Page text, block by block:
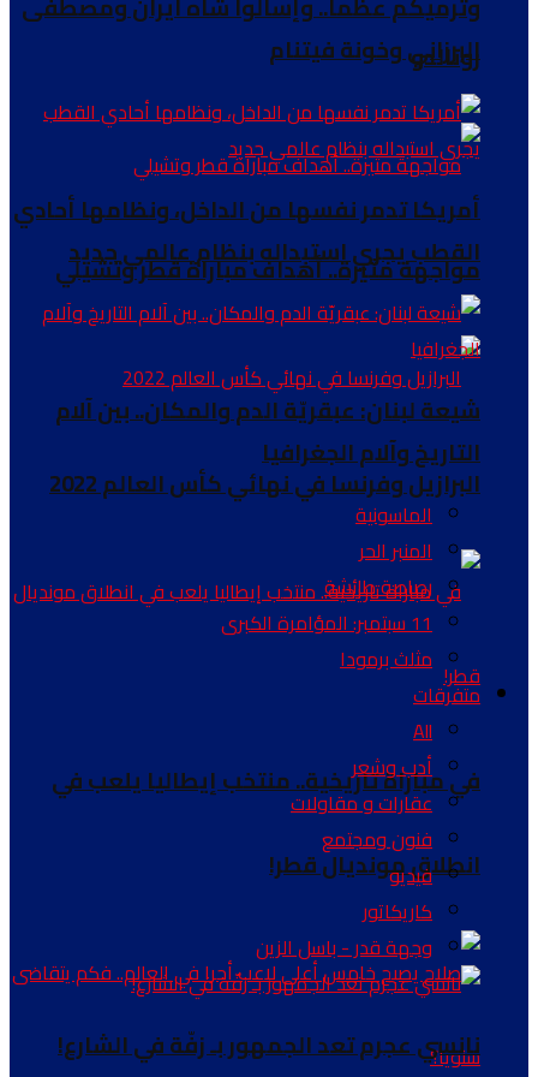
رونالدو
مواجهة مثيرة.. أهداف مباراة قطر وتشيلي
البرازيل وفرنسا في نهائي كأس العالم 2022
في مباراة تاريخية.. منتخب إيطاليا يلعب في
انطلاق مونديال قطر!
البرزاني وخونة فيتنام
أمريكا تدمر نفسها من الداخل، ونظامها أحادي
القطب يجري استبداله بنظام عالمي جديد
شيعة لبنان: عبقريّة الدم والمكان.. بين آلام
التاريخ وآلام الجغرافيا
الماسونية
المنبر الحر
رصاصة طائشة
11 سبتمبر: المؤامرة الكبرى
مثلث برمودا
متفرقات
All
أدب وشعر
عقارات و مقاولات
فنون ومجتمع
فيديو
كاريكاتور
وجهة قدر - باسل الزين
نانسي عجرم تعد الجمهور بـ زفّة في الشارع!